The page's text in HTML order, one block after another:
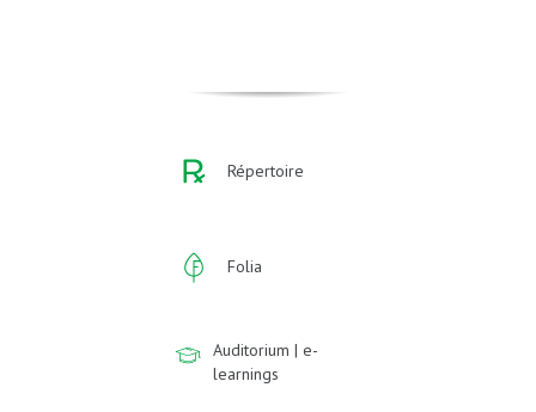
Répertoire
Folia
Auditorium | e-
learnings